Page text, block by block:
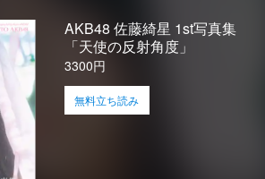
AKB48 佐藤綺星 1st写真集
「天使の反射角度」
3300円
無料立ち読み